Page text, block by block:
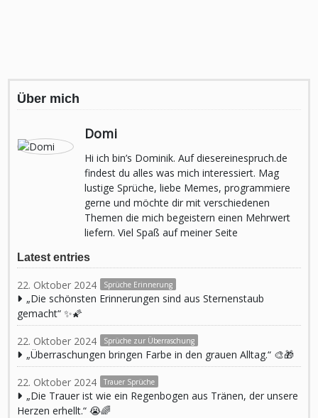
Über mich
Domi
Hi ich bin’s Dominik. Auf diesereinespruch.de
findest du alles was mich interessiert. Mag
lustige Sprüche, liebe Memes, programmiere
gerne und möchte dir mit verschiedenen
Themen die mich begeistern einen Mehrwert
liefern. Viel Spaß auf meiner Seite
Latest entries
22. Oktober 2024 Sprüche Erinnerung
„Die schönsten Erinnerungen sind aus Sternenstaub
gemacht“ ✨🌠
22. Oktober 2024 Sprüche zur Überraschung
„Überraschungen bringen Farbe in den grauen Alltag.“ 🎨🎁
22. Oktober 2024 Trauer Sprüche
„Die Trauer ist wie ein Regenbogen aus Tränen, der unsere
Herzen erhellt.“ 😭🌈